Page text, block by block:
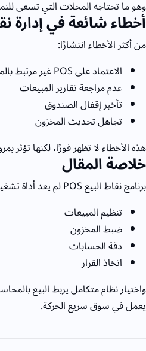
وهو ما تحتاجه المحلات التي تسعى
أخطاء شائعة في إدارة
من أكثر الأخطاء انتشارًا:
الاعتماد علىPOSغير مرتبط
عدم مراجعة تقارير المبيعات
تأخير إقفال الصندوق
تجاهل تحديث المخزون
هذه الأخطاء لا تظهر فورًا، لكنها تؤثر
خلاصة المقال
برنامج نقاط البيعPOSلم يعد أداة
تنظيم المبيعات
ضبط المخزون
دقة الحسابات
اتخاذ القرار
واختيار نظام متكامل يربط البيع
يعمل في سوق سريع الحركة.